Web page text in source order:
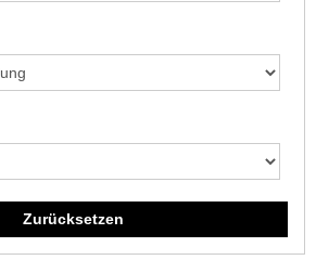
Zurücksetzen